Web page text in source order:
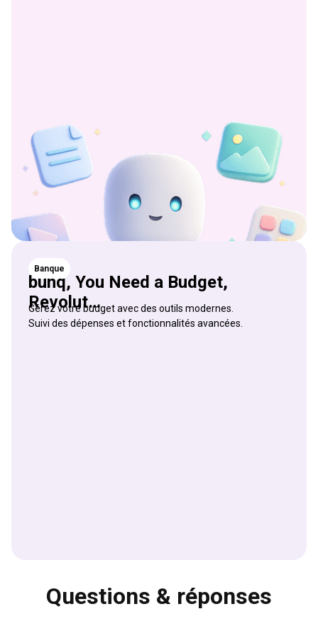
Banque
bunq, You Need a Budget,
Revolut…
Gérez votre budget avec des outils modernes.
Suivi des dépenses et fonctionnalités avancées.
Questions & réponses